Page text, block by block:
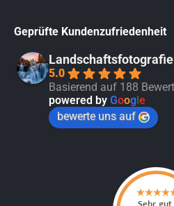
Geprüfte Kundenzufriedenheit
5.0
Basierend auf 188
powered by Google
bewerte uns auf